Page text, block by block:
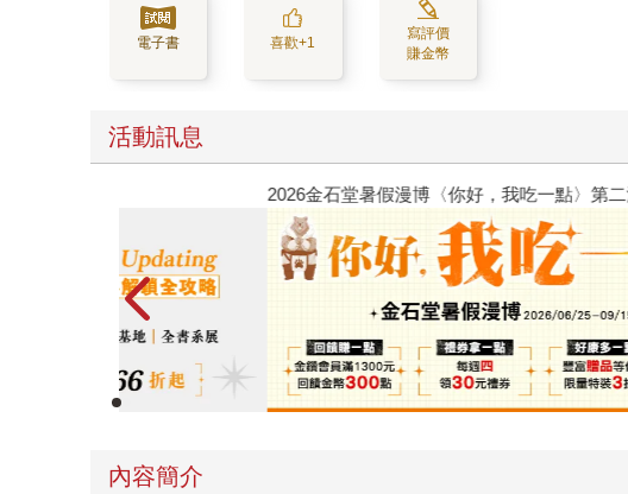
電子書 喜歡+1
寫評價
賺金幣
活動訊息
春光ｘ奇幻基地｜全書系展
內容簡介